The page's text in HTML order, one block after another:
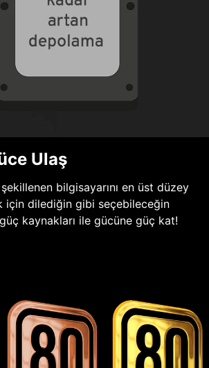
Ulaş
bilgisayarını en üst düzey
için dilediğin gibi seçebileceğin
kaynakları ile gücüne güç kat!